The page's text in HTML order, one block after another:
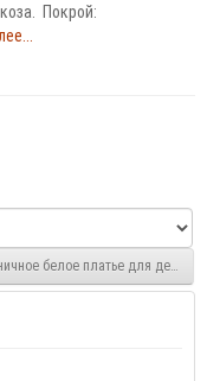
Покрой:
5 белое платье для девочки